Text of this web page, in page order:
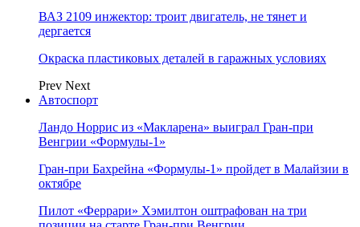
ВАЗ 2109 инжектор: троит двигатель, не тянет и
дергается
Окраска пластиковых деталей в гаражных условиях
Prev Next
Автоспорт
Ландо Норрис из «Макларена» выиграл Гран‑при
Венгрии «Формулы‑1»
Гран‑при Бахрейна «Формулы‑1» пройдет в Малайзии в
октябре
Пилот «Феррари» Хэмилтон оштрафован на три